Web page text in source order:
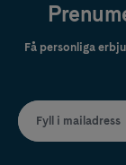
Få personliga
Fyll i mailadress